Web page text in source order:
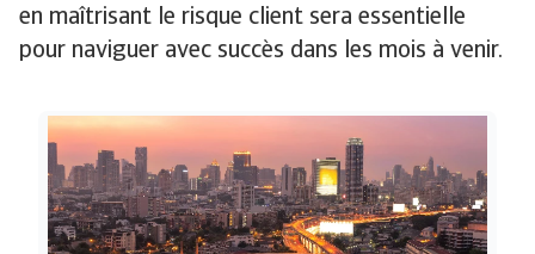
en maîtrisant le risque client sera essentielle
pour naviguer avec succès dans les mois à venir.